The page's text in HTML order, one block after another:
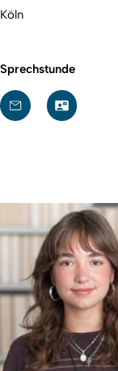
Köln
Sprechstunde